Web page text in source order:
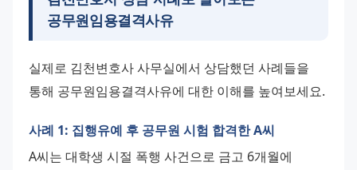
공무원임용결격사유
실제로 김천변호사 사무실에서 상담했던 사례들을
통해 공무원임용결격사유에 대한 이해를 높여보세요.
사례 1: 집행유예 후 공무원 시험 합격한 A씨
A씨는 대학생 시절 폭행 사건으로 금고 6개월에